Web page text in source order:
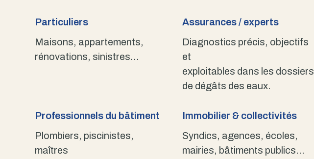
Particuliers
Maisons, appartements,
rénovations, sinistres…
Assurances / experts
Diagnostics précis, objectifs
et
exploitables dans les dossiers
de dégâts des eaux.
Professionnels du bâtiment
Plombiers, piscinistes,
maîtres
Immobilier & collectivités
Syndics, agences, écoles,
mairies, bâtiments publics…